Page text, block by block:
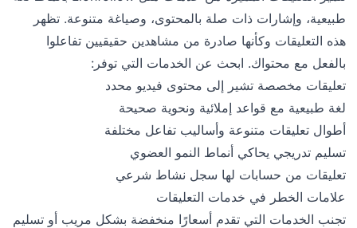
طبيعية، وإشارات ذات صلة بالمحتوى، وصياغة متنوعة. تظهر
هذه التعليقات وكأنها صادرة من مشاهدين حقيقيين تفاعلوا
بالفعل مع محتواك. ابحث عن الخدمات التي توفر:
تعليقات مخصصة تشير إلى محتوى فيديو محدد
لغة طبيعية مع قواعد إملائية ونحوية صحيحة
أطوال تعليقات متنوعة وأساليب تفاعل مختلفة
تسليم تدريجي يحاكي أنماط النمو العضوي
تعليقات من حسابات لها سجل نشاط شرعي
علامات الخطر في خدمات التعليقات
تجنب الخدمات التي تقدم أسعارًا منخفضة بشكل مريب أو تسليم